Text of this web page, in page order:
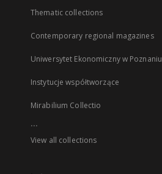
Thematic collections
Contemporary regional magazines
Uniwersytet Ekonomiczny w Poznaniu
Instytucje współtworzące
Mirabilium Collectio
...
View all collections